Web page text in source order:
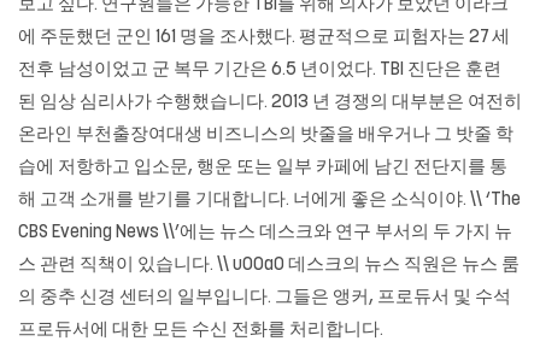
보고 싶다. 연구원들은 가능한 TBI를 위해 의사가 보았던 이라크
에 주둔했던 군인 161 명을 조사했다. 평균적으로 피험자는 27 세
전후 남성이었고 군 복무 기간은 6.5 년이었다. TBI 진단은 훈련
된 임상 심리사가 수행했습니다. 2013 년 경쟁의 대부분은 여전히
​​온라인 부천출장여대생 비즈니스의 밧줄을 배우거나 그 밧줄 학
습에 저항하고 입소문, 행운 또는 일부 카페에 남긴 전단지를 통
해 고객 소개를 받기를 기대합니다. 너에게 좋은 소식이야. \\ ‘The
CBS Evening News \\’에는 뉴스 데스크와 연구 부서의 두 가지 뉴
스 관련 직책이 있습니다. \\ u00a0 데스크의 뉴스 직원은 뉴스 룸
의 중추 신경 센터의 일부입니다. 그들은 앵커, 프로듀서 및 수석
프로듀서에 대한 모든 수신 전화를 처리합니다.